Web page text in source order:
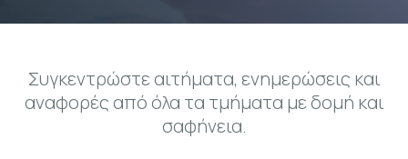
Συγκεντρώστε αιτήματα, ενημερώσεις και
αναφορές από όλα τα τμήματα με δομή και
σαφήνεια.